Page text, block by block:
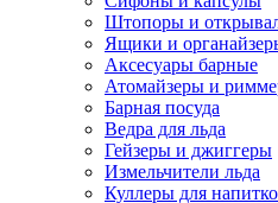
Штопоры и
Ящики и
Аксесуары барные
Атомайзеры и
Барная посуда
Ведра для льда
Гейзеры и джиггеры
Измельчители льда
Куллеры для